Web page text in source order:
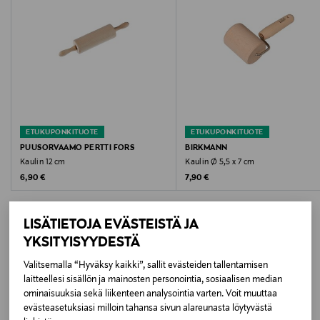
LISÄTIETOJA EVÄSTEISTÄ JA
YKSITYISYYDESTÄ
Valitsemalla “Hyväksy kaikki”, sallit evästeiden tallentamisen
laitteellesi sisällön ja mainosten personointia, sosiaalisen median
ominaisuuksia sekä liikenteen analysointia varten. Voit muuttaa
evästeasetuksiasi milloin tahansa sivun alareunasta löytyvästä
Valmistajan tuotenumero
53
Valmistajan osoite
Loukontie 18, 66440, Tervajoki, Finland
Digitaalinen osoite
ETUKUPONKITUOTE
PUUSORVAAMO PERTTI FORS
Kaulin 12 cm
Original Price
6,90 €
ETUKUPONKITUOTE
BIRKMANN
Kaulin Ø 5,5 x 7 cm
Original Price
7,90 €
LISÄÄ KIINNOSTAVIA
TUOTTEITA